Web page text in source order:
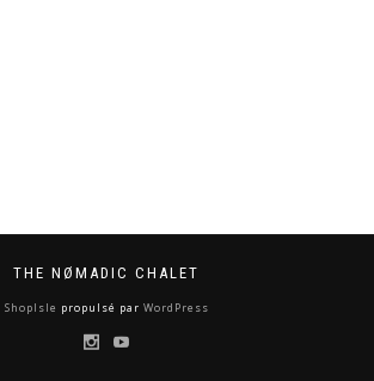
THE NØMADIC CHALET
ShopIsle propulsé par WordPress